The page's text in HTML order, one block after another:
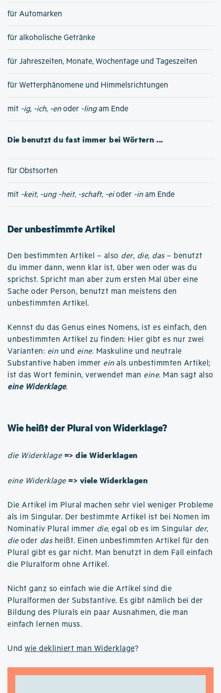
für Automarken
für alkoholische Getränke
für Jahreszeiten, Monate, Wochentage und Tageszeiten
für Wetterphänomene und Himmelsrichtungen
mit -ig, -ich, -en oder -lingam Ende
Die benutzt du fast immer bei Wörtern ...
für Obstsorten
mit -keit, -ung -heit, -schaft, -eioder -in am Ende
Der unbestimmte Artikel
Den bestimmten Artikel – also der, die, das– benutzt
du immer dann, wenn klar ist, über wen oder was du
sprichst. Spricht man aber zum ersten Mal über eine
Sache oder Person, benutzt man meistens den
unbestimmten Artikel.
Kennst du das Genus eines Nomens, ist es einfach, den
unbestimmten Artikel zu finden: Hier gibt es nur zwei
Varianten: ein und eine. Maskuline und neutrale
Substantive haben immer ein als unbestimmten Artikel;
ist das Wort feminin, verwendet man eine. Man sagt also
eine Widerklage.
Wie heißt der Plural von Widerklage?
die Widerklage => die Widerklagen
eine Widerklage => viele Widerklagen
Die Artikel im Plural machen sehr viel weniger Probleme
als im Singular. Der bestimmte Artikel ist bei Nomen im
Nominativ Plural immer die, egal ob es im Singular der,
dieoder dasheißt. Einen unbestimmten Artikel für den
Plural gibt es gar nicht. Man benutzt in dem Fall einfach
die Pluralform ohne Artikel.
Nicht ganz so einfach wie die Artikel sind die
Pluralformen der Substantive. Es gibt nämlich bei der
Bildung des Plurals ein paar Ausnahmen, die man
einfach lernen muss.
Und wie dekliniert man Widerklage?